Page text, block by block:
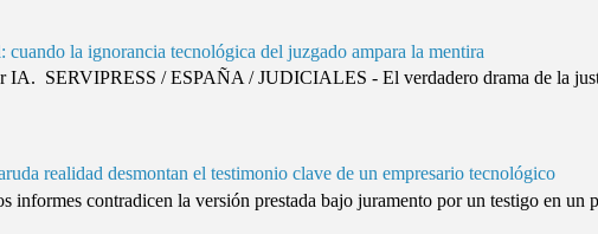
la ignorancia tecnológica del juzgado ampara la mentira
IA. SERVIPRESS / ESPAÑA / JUDICIALES - El verdadero drama de la
realidad desmontan el testimonio clave de un empresario tecnológico
informes contradicen la versión prestada bajo juramento por un testigo en un